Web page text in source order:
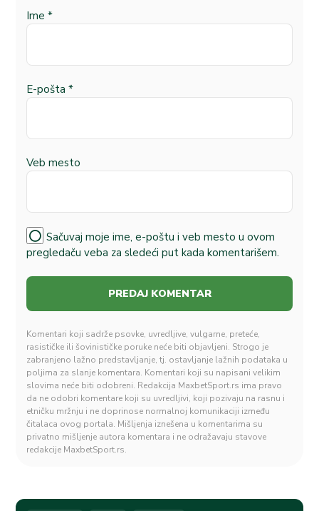
Ime *
E-pošta *
Veb mesto
Sačuvaj moje ime, e-poštu i veb mesto u ovom
pregledaču veba za sledeći put kada komentarišem.
Komentari koji sadrže psovke, uvredljive, vulgarne, preteće,
rasističke ili šovinističke poruke neće biti objavljeni. Strogo je
zabranjeno lažno predstavljanje, tj. ostavljanje lažnih podataka u
poljima za slanje komentara. Komentari koji su napisani velikim
slovima neće biti odobreni. Redakcija MaxbetSport.rs ima pravo
da ne odobri komentare koji su uvredljivi, koji pozivaju na rasnu i
etničku mržnju i ne doprinose normalnoj komunikaciji između
čitalaca ovog portala. Mišljenja iznešena u komentarima su
privatno mišljenje autora komentara i ne odražavaju stavove
redakcije MaxbetSport.rs.